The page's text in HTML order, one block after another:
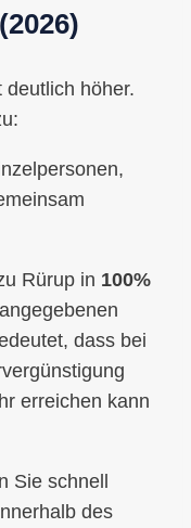
deutlich höher.
Rürup in 100%
dass bei
erreichen kann
Sie schnell
des